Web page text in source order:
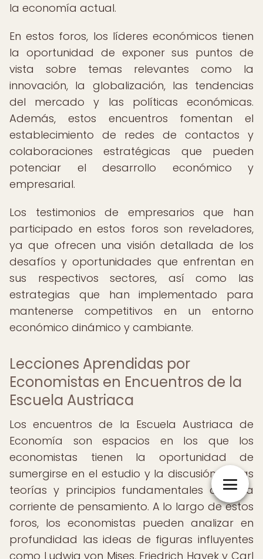
la economía actual.
En estos foros, los líderes económicos tienen
la oportunidad de exponer sus puntos de
vista sobre temas relevantes como la
innovación, la globalización, las tendencias
del mercado y las políticas económicas.
Además, estos encuentros fomentan el
establecimiento de redes de contactos y
colaboraciones estratégicas que pueden
potenciar el desarrollo económico y
empresarial.
Los testimonios de empresarios que han
participado en estos foros son reveladores,
ya que ofrecen una visión detallada de los
desafíos y oportunidades que enfrentan en
sus respectivos sectores, así como las
estrategias que han implementado para
mantenerse competitivos en un entorno
económico dinámico y cambiante.
Lecciones Aprendidas por
Economistas en Encuentros de la
Escuela Austriaca
Los encuentros de la Escuela Austriaca de
Economía son espacios en los que los
economistas tienen la oportunidad de
sumergirse en el estudio y la discusión de las
teorías y principios fundamentales de esta
corriente de pensamiento. A lo largo de estos
foros, los economistas pueden analizar en
profundidad las ideas de figuras influyentes
como Ludwig von Mises, Friedrich Hayek y Carl